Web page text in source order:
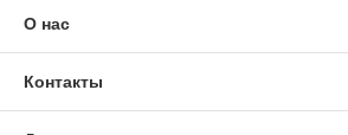
О нас
Контакты